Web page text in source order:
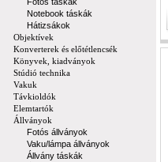
Notebook táskák
Hátizsákok
Objektívek
Konverterek és előtétlencsék
Könyvek, kiadványok
Stúdió technika
Vakuk
Távkioldók
Elemtartók
Állványok
Fotós állványok
Vaku/lámpa állványok
Állvány táskák